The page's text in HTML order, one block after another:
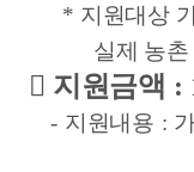
* 지원대상
실제 농촌
 지원금액 :
- 지원내용 :